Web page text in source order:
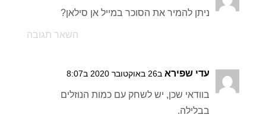
ניתן להמיר את הסוכר במייל אן סילאן?
השאר תגובה
עדי שפירא ב26 באוקטובר 2020 ב8:07
בוודאי שכן, יש לשחק עם כמות הנוזלים
בבלילה.